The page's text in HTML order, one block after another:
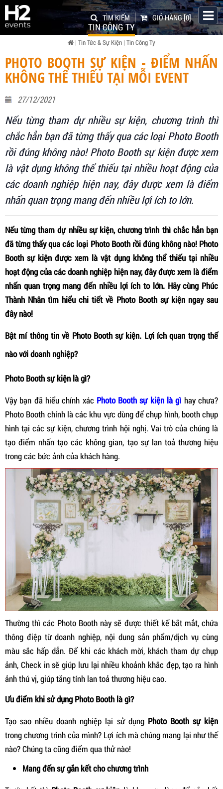
GIỎ HÀNG[0]
TÌM KIẾM
TIN CÔNG TY
| Tin Tức & Sự Kiện | Tin Công Ty
PHOTO BOOTH SỰ KIỆN - ĐIỂM NHẤN
KHÔNG THỂ THIẾU TẠI MỖI EVENT
27/12/2021
Nếu từng tham dự nhiều sự kiện, chương trình thì
chắc hẳn bạn đã từng thấy qua các loại Photo Booth
rồi đúng không nào! Photo Booth sự kiện được xem
là vật dụng không thể thiếu tại nhiều hoạt động của
các doanh nghiệp hiện nay, đây được xem là điểm
nhấn quan trọng mang đến nhiều lợi ích to lớn.
Nếu từng tham dự nhiều sự kiện, chương trình thì chắc hẳn bạn
đã từng thấy qua các loại Photo Booth rồi đúng không nào! Photo
Booth sự kiện được xem là vật dụng không thể thiếu tại nhiều
hoạt động của các doanh nghiệp hiện nay, đây được xem là điểm
nhấn quan trọng mang đến nhiều lợi ích to lớn. Hãy cùng Phúc
Thành Nhân tìm hiểu chi tiết về Photo Booth sự kiện ngay sau
đây nào!
Bật mí thông tin về Photo Booth sự kiện. Lợi ích quan trọng thế
nào với doanh nghiệp?
Photo Booth sự kiện là gì?
Vậy bạn đã hiểu chính xác Photo Booth sự kiện là gì hay chưa?
Photo Booth chính là các khu vực dùng để chụp hình, booth chụp
hình tại các sự kiện, chương trình hội nghị. Vai trò của chúng là
tạo điểm nhấn tạo các không gian, tạo sự lan toả thương hiệu
trong các bức ảnh của khách hàng.
Thường thì các Photo Booth này sẽ được thiết kế bắt mắt, chứa
thông điệp từ doanh nghiệp, nội dung sản phẩm/dịch vụ cùng
màu sắc hấp dẫn. Để khi các khách mời, khách tham dự chụp
ảnh, Check in sẽ giúp lưu lại nhiều khoảnh khắc đẹp, tạo ra hình
ảnh thú vị, giúp tăng tính lan toả thương hiệu cao.
Ưu điểm khi sử dụng Photo Booth là gì?
Tạo sao nhiều doanh nghiệp lại sử dụng Photo Booth sự kiện
trong chương trình của mình? Lợi ích mà chúng mang lại như thế
nào? Chúng ta cũng điểm qua thử nào!
Mang đến sự gắn kết cho chương trình